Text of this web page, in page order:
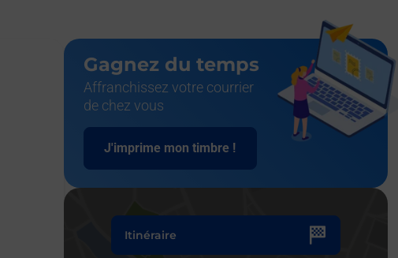
Gagnez du temps
Affranchissez votre courrier
de chez vous
J'imprime mon timbre !
Itinéraire